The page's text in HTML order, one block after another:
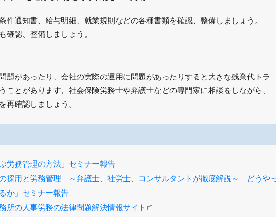
件通知書、給与明細、就業規則などの各種書類を確認、整備しましょう。
確認、整備しましょう。
題があったり、会社の実際の運用に問題があったりすると大きな残業代トラ
ことがあります。社会保険労務士や弁護士などの専門家に相談をしながら、
再確認しましょう。
労務管理の方法」セミナー報告
の採用と労務管理 ～弁護士、社労士、コンサルタントが徹底解説～ どうや
か」セミナー報告
所の人事労務の法律問題解決情報サイト